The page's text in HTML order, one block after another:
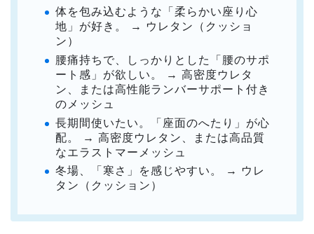
体を包み込むような「柔らかい座り心
地」が好き。 → ウレタン（クッショ
ン）
腰痛持ちで、しっかりとした「腰のサポ
ート感」が欲しい。 → 高密度ウレタ
ン、または高性能ランバーサポート付き
のメッシュ
長期間使いたい。「座面のへたり」が心
配。 → 高密度ウレタン、または高品質
なエラストマーメッシュ
冬場、「寒さ」を感じやすい。 → ウレ
タン（クッション）